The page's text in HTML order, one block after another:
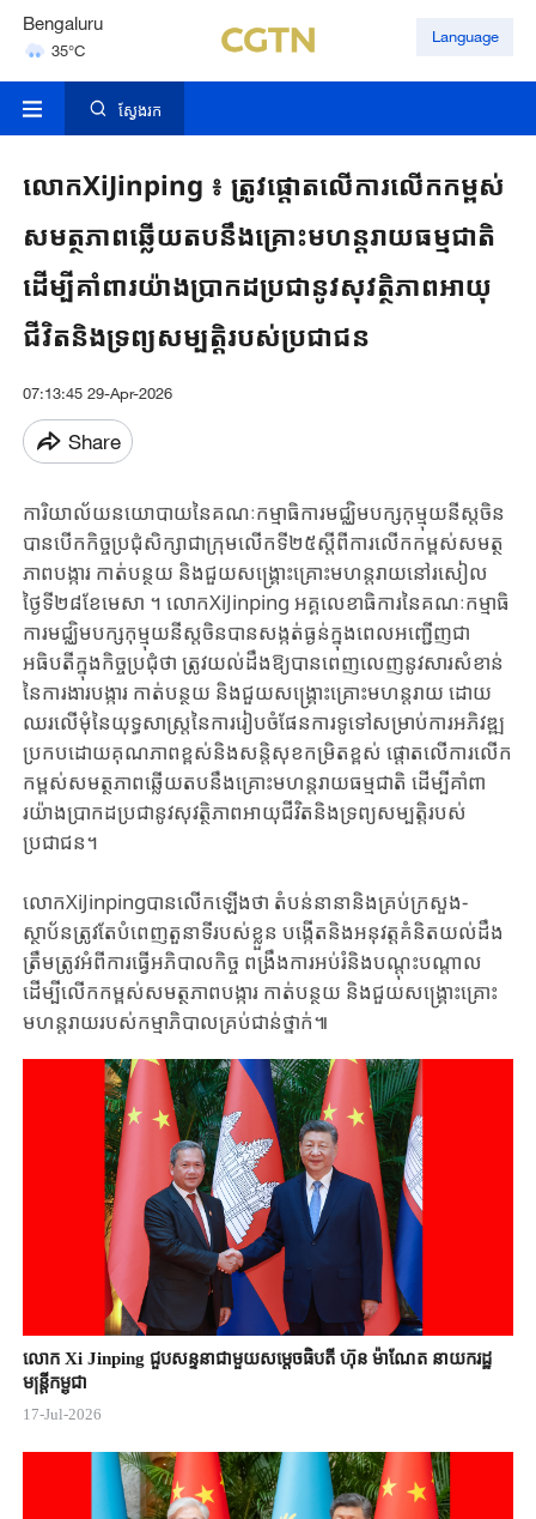
Bengaluru
35°C
Hyderabad
Language
ស្វែងរក
លោកXiJinping ៖ ត្រូវផ្តោតលើការលើកកម្ពស់
សមត្ថភាពឆ្លើយតបនឹងគ្រោះមហន្តរាយធម្មជាតិ
ដើម្បីគាំពារយ៉ាងប្រាកដប្រជានូវសុវត្ថិភាពអាយុ
ជីវិតនិងទ្រព្យសម្បត្តិរបស់ប្រជាជន
07:13:45 29-Apr-2026
Share
ការិយាល័យនយោបាយនៃគណៈកម្មាធិការមជ្ឈិម​បក្សកុម្មុយនីស្តចិន​
បានបើកកិច្ច​ប្រជុំ​សិក្សា​ជា​ក្រុម​លើកទី២៥​ស្តីពី​ការ​លើក​កម្ពស់​សមត្ថ
ភាពបង្ការ កាត់បន្ថយ និង​ជួយ​សង្គ្រោះ​គ្រោះ​មហន្តរាយ​នៅរសៀល
ថ្ងៃទី២៨​ខែមេសា ។​ លោក​XiJinping អគ្គលេខាធិការ​នៃគណៈ​កម្មា​ធិ
ការ​មជ្ឈិម​បក្សកុម្មុយនីស្តចិនបានសង្កត់ធ្ងន់ក្នុងពេលអញ្ជើញ​​ជា​
អធិបតី​ក្នុង​កិច្ច​ប្រជុំ​ថា ត្រូវ​យល់​ដឹង​ឱ្យ​បាន​ពេញ​លេញ​នូវ​សារសំខាន់
នៃការងារបង្ការ កាត់បន្ថយ និង​ជួយ​សង្គ្រោះ​គ្រោះ​មហន្តរាយ ដោយ​
ឈរ​លើ​មុំ​នៃ​​យុទ្ធសាស្ត្រ​នៃការរៀបចំ​ផែន​ការ​ទូទៅ​សម្រា​ប់​​ការ​អភិ​វឌ្ឍ​
ប្រ​កប​ដោយ​គុណភាពខ្ពស់​និងសន្តិសុខកម្រិតខ្ពស់ ​ផ្តោតលើការលើក​
កម្ពស់​សម​ត្ថ​ភាព​ឆ្លើយ​តប​នឹង​គ្រោះ​មហន្ត​រាយ​ធម្ម​ជាតិ​ ដើម្បី​គាំ​ពា
រយ៉ាង​ប្រាកដ​ប្រជា​នូវ​សុវត្ថិ​ភាព​អា​យុ​ជីវិត​និង​ទ្រព្យ​សម្បត្តិ​របស់​
ប្រជាជន​។
លោកXiJinpingបានលើកឡើង​ថា តំបន់នានា​​និងគ្រប់ក្រសួង-
ស្ថាប័ន​ត្រូវតែ​បំពេញតួនាទី​របស់​ខ្លួន បង្កើតនិងអនុវត្តគំនិត​យល់​ដឹង​
ត្រឹមត្រូវអំពី​ការ​ធ្វើ​អភិបាលកិច្ច ពង្រឹងការអប់រំ​និង​បណ្តុះ​បណ្តាល
ដើម្បី​លើក​កម្ពស់​សមត្ថភាពបង្ការ កាត់បន្ថយ និងជួយ​សង្គ្រោះ​គ្រោះ​
មហន្ត​រាយ​របស់កម្មាភិបាលគ្រប់ជាន់​ថ្នាក់៕
លោក Xi Jinping ជួបសន្ទនាជាមួយសម្តេចធិបតី ហ៊ុន ម៉ាណែត នាយករដ្ឋ
មន្ត្រីកម្ពុជា
17-Jul-2026